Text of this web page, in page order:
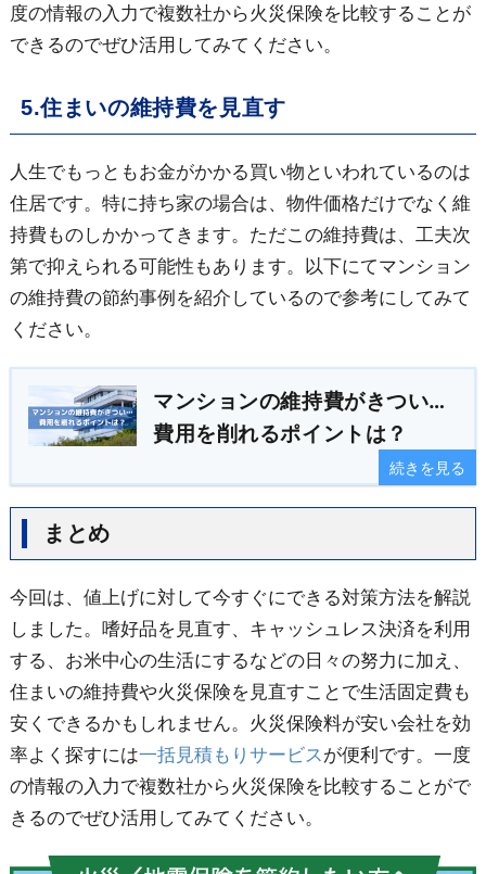
度の情報の入力で複数社から火災保険を比較することが
できるのでぜひ活用してみてください。
5.住まいの維持費を見直す
人生でもっともお金がかかる買い物といわれているのは
住居です。特に持ち家の場合は、物件価格だけでなく維
持費ものしかかってきます。ただこの維持費は、工夫次
第で抑えられる可能性もあります。以下にてマンション
の維持費の節約事例を紹介しているので参考にしてみて
ください。
マンションの維持費がきつい…
費用を削れるポイントは？
続きを見る
まとめ
今回は、値上げに対して今すぐにできる対策方法を解説
しました。嗜好品を見直す、キャッシュレス決済を利用
する、お米中心の生活にするなどの日々の努力に加え、
住まいの維持費や火災保険を見直すことで生活固定費も
安くできるかもしれません。火災保険料が安い会社を効
率よく探すには一括見積もりサービス が便利です。一度
の情報の入力で複数社から火災保険を比較することがで
きるのでぜひ活用してみてください。